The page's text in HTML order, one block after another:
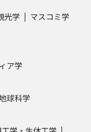
光学 マスコミ学
ア学
球科学